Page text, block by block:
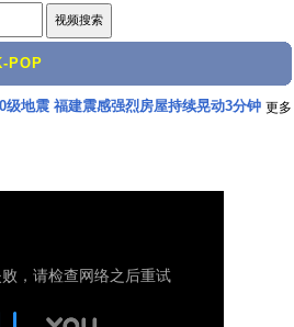
POP
级地震 福建震感强烈房屋持续晃动3分钟 更多